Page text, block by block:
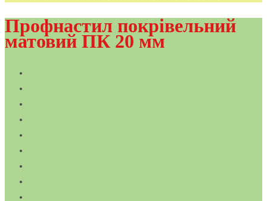
Профнастил покрівельний
матовий ПК 20 мм